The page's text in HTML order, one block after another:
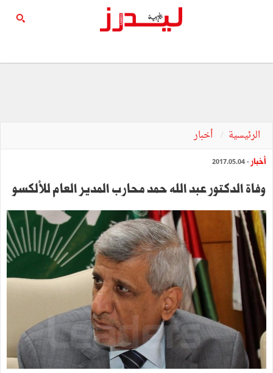
الرئيسية أخبار
أخبار - 2017.05.04
وفاة الدكتور عبد الله حمد محارب المدير العام للألكسو